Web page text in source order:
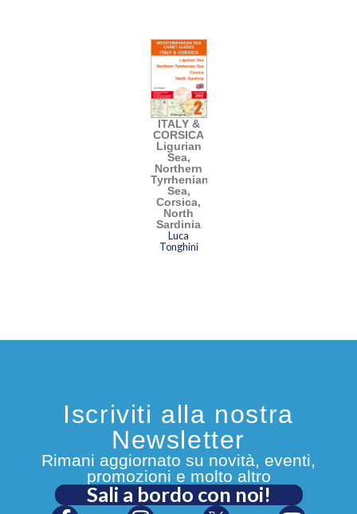
ITALY &
CORSICA
Ligurian
Sea,
Northern
Tyrrhenian
Sea,
Corsica,
North
Sardinia
Luca
Tonghini
Iscriviti alla nostra
Newsletter
Rimani aggiornato su novità, eventi,
promozioni e molto altro
Sali a bordo con noi!